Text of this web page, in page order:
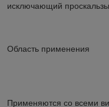
исключающий
Область применения
Применяются со всеми